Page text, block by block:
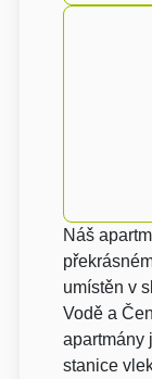
Náš
umístěn v
Vodě a
apartmány
stanice